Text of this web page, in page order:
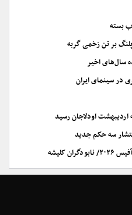
بسته
بر تن زخمی گربه
در سینمای ایران
اودلاجان رسید
سه حکم جدید
کلیشه